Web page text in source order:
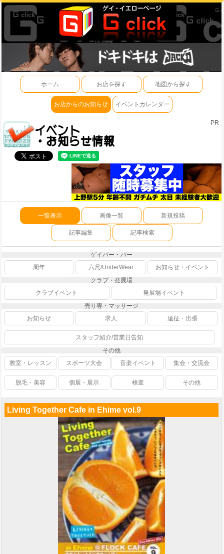
ホーム お店を探す 地図から探す
お店からのお知らせ イベントカレンダー
PR
一覧表示 画像一覧 新規投稿
記事編集 記事検索
ゲイバー・バー
周年
六尺/UnderWear
お知らせ・イベント
クラブ・発展場
クラブイベント
発展場イベント
売り専・マッサージ
お知らせ
求人 遠征・出張
スタッフ紹介/営業日告知
その他
教室・レッスン
スポーツ大会 音楽イベント 集会・交流会
脱毛・美容 個展・展示 検査 その他
Living Together Cafe in Ehime vol.9